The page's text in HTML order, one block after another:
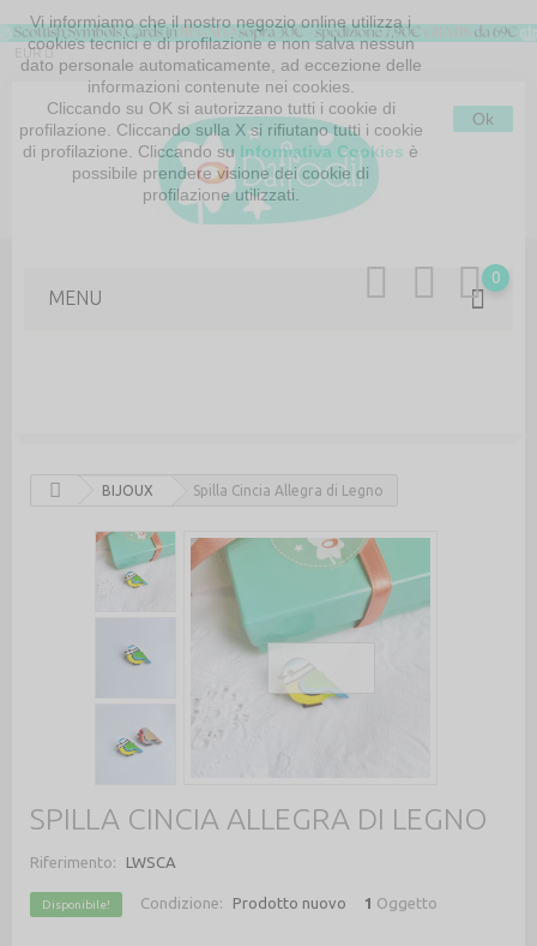
EUR
MENU
0
BIJOUX Spilla Cincia Allegra di Legno
SPILLA CINCIA ALLEGRA DI LEGNO
Riferimento: LWSCA
Disponibile! Condizione: Prodotto nuovo 1 Oggetto
Vi informiamo che il nostro negozio online utilizza i
cookies tecnici e di profilazione e non salva nessun
dato personale automaticamente, ad eccezione delle
informazioni contenute nei cookies.
Cliccando su OK si autorizzano tutti i cookie di
profilazione. Cliccando sulla X si rifiutano tutti i cookie
di profilazione. Cliccando su Informativa Cookies è
possibile prendere visione dei cookie di
profilazione utilizzati.
Ok